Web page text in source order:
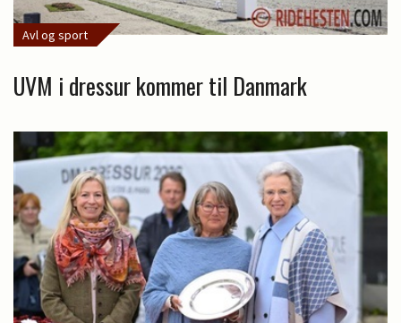
Avl og sport
UVM i dressur kommer til Danmark